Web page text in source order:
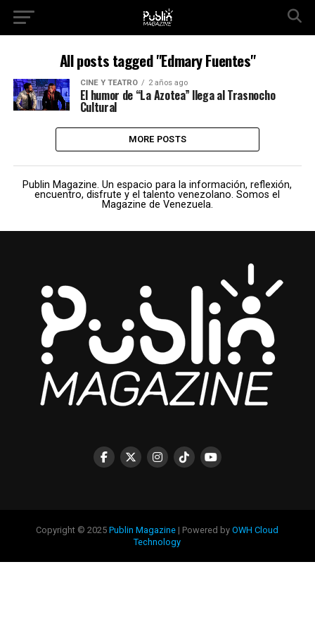
All posts tagged "Edmary Fuentes"
CINE Y TEATRO 2 años ago
El humor de “La Azotea” llega al Trasnocho
Cultural
MORE POSTS
Publin Magazine. Un espacio para la información, reflexión,
encuentro, disfrute y el talento venezolano. Somos el
Magazine de Venezuela.
Copyright © 2025Publin Magazine | Powered byOWH Cloud
Technology